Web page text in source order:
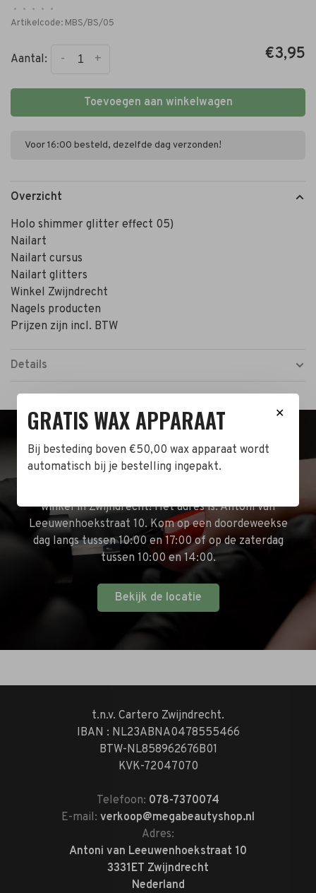
• • • •
•
Artikelcode: MBS/BS/05
Aantal: +
- €3,95
Toevoegen aan winkelwagen
Voor 16:00 besteld, dezelfde dag verzonden!
Overzicht
Holo shimmer glitter effect 05)
Nailart
Nailart cursus
Nailart glitters
Winkel Zwijndrecht
Nagels producten
Prijzen zijn incl. BTW
Details
BEZOEK DE WINKEL!
winkel in Zwijndrecht! Het adres is: Antoni van
Leeuwenhoekstraat 10. Kom op een doordeweekse
dag langs tussen 10:00 en 17:00 of op de zaterdag
tussen 10:00 en 14:00.
Bekijk de locatie
t.n.v. Cartero Zwijndrecht.
IBAN : NL23ABNA0478555466
BTW-NL858962676B01
KVK-72047070
Telefoon: 078-7370074
E-mail: verkoop@megabeautyshop.nl
Adres:
Antoni van Leeuwenhoekstraat 10
3331ET Zwijndrecht
Nederland
✕
GRATIS WAX APPARAAT
Bij besteding boven €50,00 wax apparaat wordt
automatisch bij je bestelling ingepakt.